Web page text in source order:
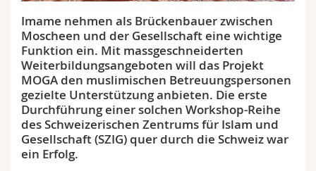
Interfakultär
Doktorierende
Vorlesungsverzeichnis
MyUnifr
Imame nehmen als Brückenbauer zwischen
Moscheen und der Gesellschaft eine wichtige
Funktion ein. Mit massgeschneiderten
Weiterbildungsangeboten will das Projekt
MOGA den muslimischen Betreuungspersonen
gezielte Unterstützung anbieten. Die erste
Durchführung einer solchen Workshop-Reihe
des Schweizerischen Zentrums für Islam und
Gesellschaft (SZIG) quer durch die Schweiz war
ein Erfolg.